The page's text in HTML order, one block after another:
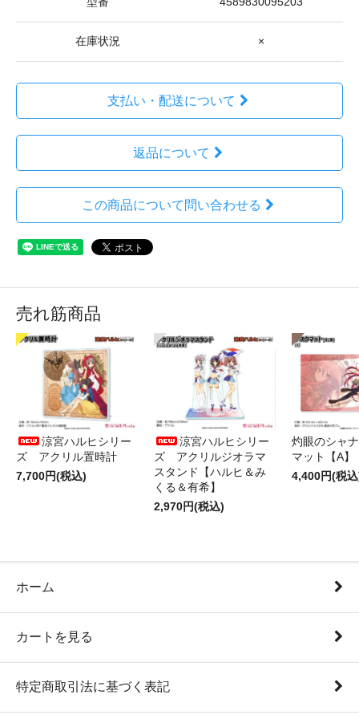
在庫状況 ×
支払い・配送について
返品について
この商品について問い合わせる
売れ筋商品
涼宮ハルヒシリー
ズ アクリル置時計
7,700円(税込)
涼宮ハルヒシリー
ズ アクリルジオラマ
スタンド【ハルヒ＆み
くる＆有希】
2,970円(税込)
灼眼のシャ
マット【A】
4,400円(税
ホーム
カートを見る
特定商取引法に基づく表記